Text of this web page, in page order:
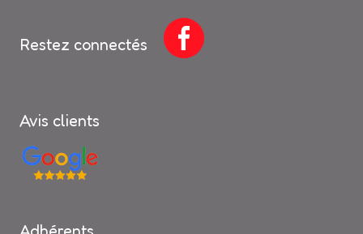
Restez connectés
Avis clients